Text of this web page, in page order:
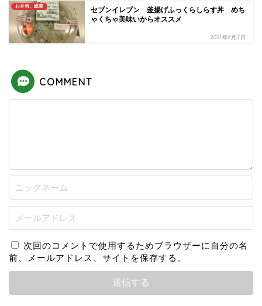
お弁当、総菜
セブンイレブン 釜揚げふっくらしらす丼 めち
ゃくちゃ美味いからオススメ
2021年8月7日
COMMENT
次回のコメントで使用するためブラウザーに自分の名
前、メールアドレス、サイトを保存する。